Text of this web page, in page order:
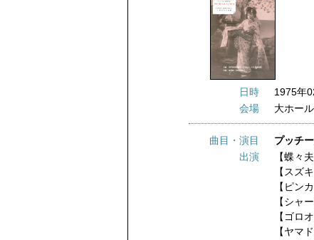
日時
1975年
会場
大ホール
曲目・演目
プッチ
出演
【蝶々
【スズ
【ピン
【シャ
【ゴロ
【ヤマ